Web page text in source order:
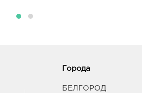
Города
БЕЛГОРОД